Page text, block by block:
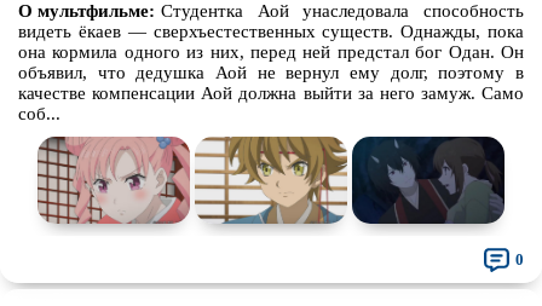
О мультфильме: Студентка Аой унаследовала способность
видеть ёкаев — сверхъестественных существ. Однажды, пока
она кормила одного из них, перед ней предстал бог Одан. Он
объявил, что дедушка Аой не вернул ему долг, поэтому в
качестве компенсации Аой должна выйти за него замуж. Само
соб...
0